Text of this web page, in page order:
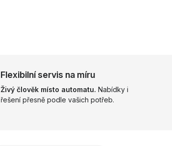
Flexibilní servis na míru
Živý člověk místo automatu. Nabídky i
řešení přesně podle vašich potřeb.